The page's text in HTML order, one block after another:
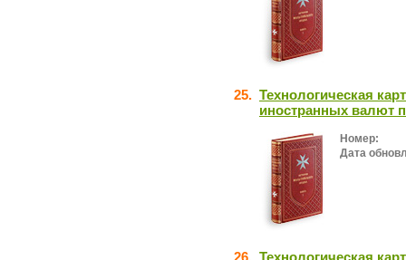
25. Технологическая
иностранных валют
Номер:
Дата
26. Технологическая